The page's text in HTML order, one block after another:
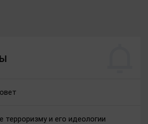
терроризму и его идеологии